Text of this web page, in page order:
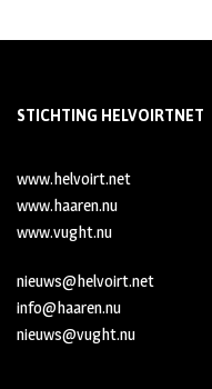
STICHTING HELVOIRTNET
www.helvoirt.net
www.haaren.nu
www.vught.nu
nieuws@helvoirt.net
info@haaren.nu
nieuws@vught.nu